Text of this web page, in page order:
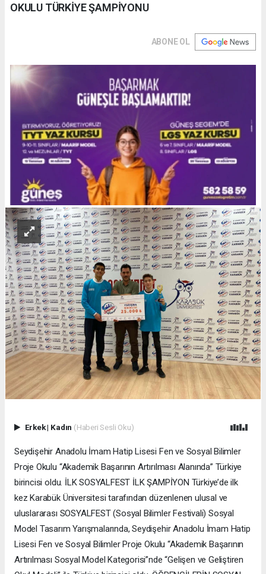
OKULU TÜRKİYE ŞAMPİYONU
ABONE OL
Erkek| Kadın (Haberi Sesli Oku)
Seydişehir Anadolu İmam Hatip Lisesi Fen ve Sosyal Bilimler
Proje Okulu “Akademik Başarının Artırılması Alanında” Türkiye
birincisi oldu. İLK SOSYALFEST İLK ŞAMPİYON Türkiye’de ilk
kez Karabük Üniversitesi tarafından düzenlenen ulusal ve
uluslararası SOSYALFEST (Sosyal Bilimler Festivali) Sosyal
Model Tasarım Yarışmalarında, Seydişehir Anadolu İmam Hatip
Lisesi Fen ve Sosyal Bilimler Proje Okulu “Akademik Başarının
Artırılması Sosyal Model Kategorisi”nde “Gelişen ve Geliştiren